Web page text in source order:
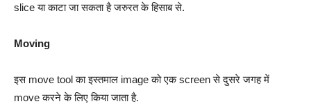
slice या काटा जा सकता है जरुरत के हिसाब से.
Moving
इस move tool का इस्तमाल image को एक screen से दुसरे जगह में
move करने के लिए किया जाता है.